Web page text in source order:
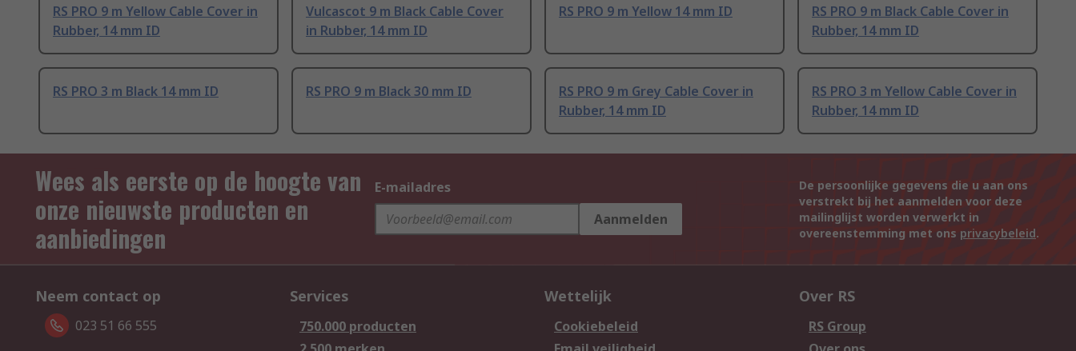
RS PRO 9 m Yellow Cable Cover in
Rubber, 14 mm ID
Vulcascot 9 m Black Cable Cover
in Rubber, 14 mm ID
RS PRO 9 m Yellow 14 mm ID
RS PRO 9 m Black Cable Cover in
Rubber, 14 mm ID
RS PRO 3 m Black 14 mm ID RS PRO 9 m Black 30 mm ID
RS PRO 9 m Grey Cable Cover in
Rubber, 14 mm ID
RS PRO 3 m Yellow Cable Cover in
Rubber, 14 mm ID
Wees als eerste op de hoogte van
onze nieuwste producten en
aanbiedingen
E-mailadres
Aanmelden
De persoonlijke gegevens die u aan ons
verstrekt bij het aanmelden voor deze
mailinglijst worden verwerkt in
overeenstemming met ons privacybeleid.
Neem contact op
023 51 66 555
Services
750.000 producten
Wettelijk
Cookiebeleid
Over RS
RS Group